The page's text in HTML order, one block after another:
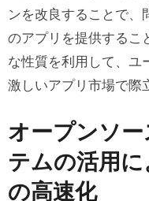
ンを改良することで、
のアプリを提供するこ
な性質を利用して、ユ
激しいアプリ市場で際
オープンソ
テムの活用
の高速化